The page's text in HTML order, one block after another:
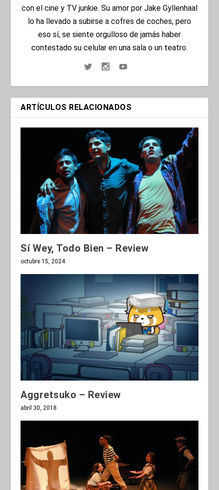
con el cine y TV junkie. Su amor por Jake Gyllenhaal
lo ha llevado a subirse a cofres de coches, pero
eso sí, se siente orgulloso de jamás haber
contestado su celular en una sala o un teatro.
ARTÍCULOS RELACIONADOS
Sí Wey, Todo Bien – Review
octubre 15, 2024
Aggretsuko – Review
abril 30, 2018